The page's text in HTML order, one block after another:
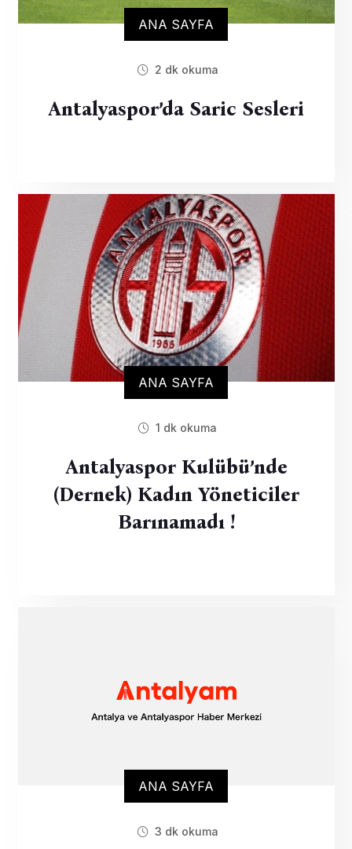
ANA SAYFA
2 dk okuma
Antalyaspor’da Saric Sesleri
ANA SAYFA
1 dk okuma
Antalyaspor Kulübü’nde
(Dernek) Kadın Yöneticiler
Barınamadı !
ANA SAYFA
3 dk okuma